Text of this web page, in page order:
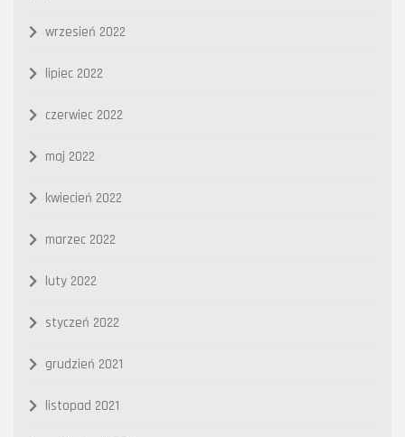
wrzesień 2022
lipiec 2022
czerwiec 2022
maj 2022
kwiecień 2022
marzec 2022
luty 2022
styczeń 2022
grudzień 2021
listopad 2021